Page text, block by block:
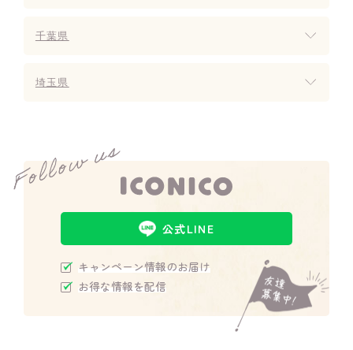
千葉県
埼玉県
公式LINE
キャンペーン情報のお届け
お得な情報を配信